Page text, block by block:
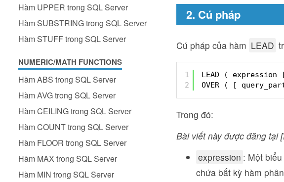
Hàm UPPER trong SQL Server
Hàm SUBSTRING trong SQL Server
Hàm STUFF trong SQL Server
NUMERIC/MATH FUNCTIONS
Hàm ABS trong SQL Server
Hàm AVG trong SQL Server
Hàm CEILING trong SQL Server
Hàm COUNT trong SQL Server
Hàm FLOOR trong SQL Server
Hàm MAX trong SQL Server
Hàm MIN trong SQL Server
2. Cú pháp
Cú pháp của hàm LEAD
1
2
LEAD (
OVER ( [
Trong đó:
Bài viết này được đăng tại
expression : Một
chứa bất kỳ hàm